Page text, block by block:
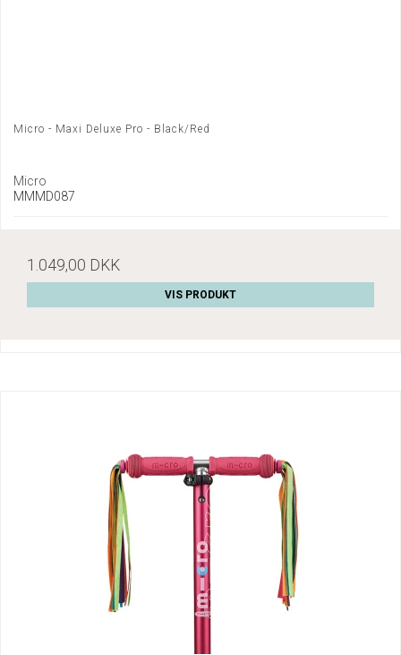
Micro - Maxi Deluxe Pro - Black/Red
Micro
MMMD087
1.049,00 DKK
VIS PRODUKT